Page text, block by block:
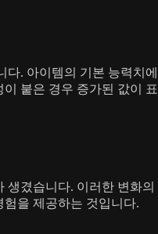
다. 아이템의 기본 능력치
붙은 경우 증가된 값이
생겼습니다. 이러한 변화의
을 제공하는 것입니다.